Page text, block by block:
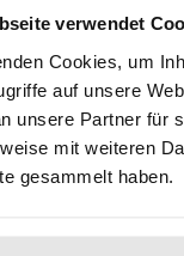
verwendet
Cookies, um
auf unsere
unsere Partner für
mit weiteren
gesammelt haben.